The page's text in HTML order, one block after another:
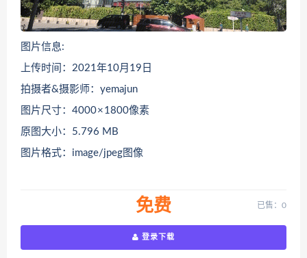
图片信息:
上传时间：2021年10月19日
拍摄者&摄影师：yemajun
图片尺寸：4000 × 1800像素
原图大小：5.796 MB
图片格式：image/jpeg图像
免费 已售：0
登录下载